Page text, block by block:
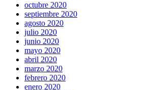
octubre 2020
septiembre 2020
agosto 2020
julio 2020
junio 2020
mayo 2020
abril 2020
marzo 2020
febrero 2020
enero 2020